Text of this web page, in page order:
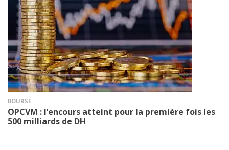
BOURSE
OPCVM : l’encours atteint pour la première fois les
500 milliards de DH